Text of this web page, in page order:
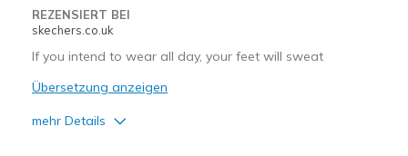
REZENSIERT BEI
skechers.co.uk
If you intend to wear all day, your feet will sweat
Übersetzung anzeigen
mehr Details